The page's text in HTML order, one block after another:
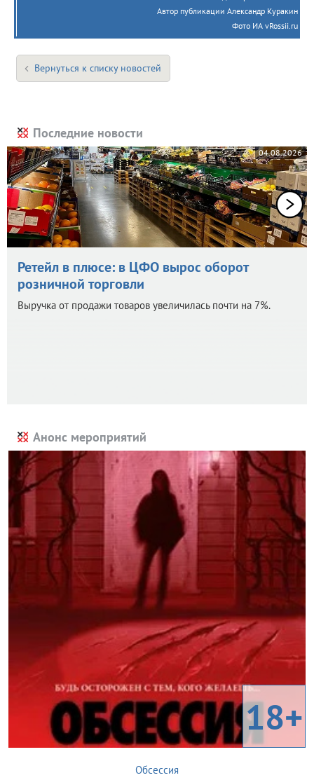
Автор публикации Александр Куракин
Фото ИА vRossii.ru
Вернуться к списку новостей
Последние новости
04.08.2026
Ретейл в плюсе: в ЦФО вырос оборот
розничной торговли
Выручка от продажи товаров увеличилась почти на 7%.
Анонс мероприятий
18+
Обсессия